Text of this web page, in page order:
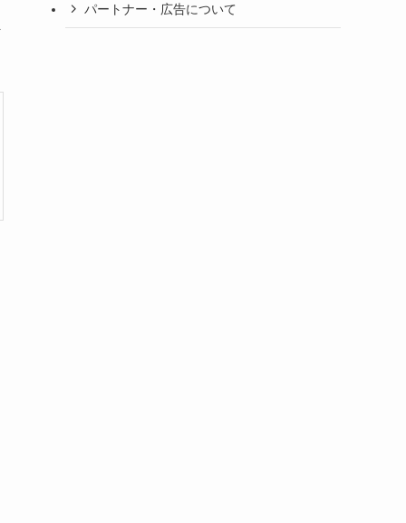
パートナー・広告について